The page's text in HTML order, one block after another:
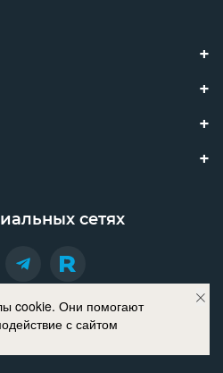
сетях
Все права защищены.
в
cookie. Они помогают
с сайтом